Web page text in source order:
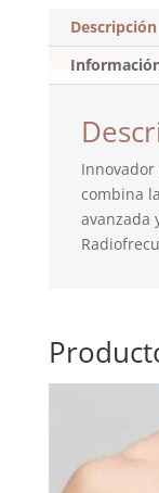
Descripción
combina
avanzada